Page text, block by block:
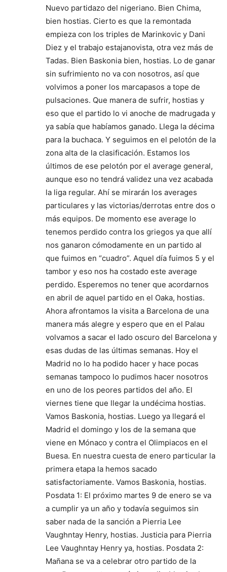
Nuevo partidazo del nigeriano. Bien Chima,
bien hostias. Cierto es que la remontada
empieza con los triples de Marinkovic y Dani
Diez y el trabajo estajanovista, otra vez más de
Tadas. Bien Baskonia bien, hostias. Lo de ganar
sin sufrimiento no va con nosotros, así que
volvimos a poner los marcapasos a tope de
pulsaciones. Que manera de sufrir, hostias y
eso que el partido lo vi anoche de madrugada y
ya sabía que habíamos ganado. Llega la décima
para la buchaca. Y seguimos en el pelotón de la
zona alta de la clasificación. Estamos los
últimos de ese pelotón por el average general,
aunque eso no tendrá validez una vez acabada
la liga regular. Ahí se mirarán los averages
particulares y las victorias/derrotas entre dos o
más equipos. De momento ese average lo
tenemos perdido contra los griegos ya que allí
nos ganaron cómodamente en un partido al
que fuimos en “cuadro”. Aquel día fuimos 5 y el
tambor y eso nos ha costado este average
perdido. Esperemos no tener que acordarnos
en abril de aquel partido en el Oaka, hostias.
Ahora afrontamos la visita a Barcelona de una
manera más alegre y espero que en el Palau
volvamos a sacar el lado oscuro del Barcelona y
esas dudas de las últimas semanas. Hoy el
Madrid no lo ha podido hacer y hace pocas
semanas tampoco lo pudimos hacer nosotros
en uno de los peores partidos del año. El
viernes tiene que llegar la undécima hostias.
Vamos Baskonia, hostias. Luego ya llegará el
Madrid el domingo y los de la semana que
viene en Mónaco y contra el Olimpiacos en el
Buesa. En nuestra cuesta de enero particular la
primera etapa la hemos sacado
satisfactoriamente. Vamos Baskonia, hostias.
Posdata 1: El próximo martes 9 de enero se va
a cumplir ya un año y todavía seguimos sin
saber nada de la sanción a Pierria Lee
Vaughntay Henry, hostias. Justicia para Pierria
Lee Vaughntay Henry ya, hostias. Posdata 2:
Mañana se va a celebrar otro partido de la